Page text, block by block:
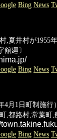
Bing News
,夏井村が1955
廻〕
Bing News
4月1日町制施
,都路村,常葉町,
Bing News